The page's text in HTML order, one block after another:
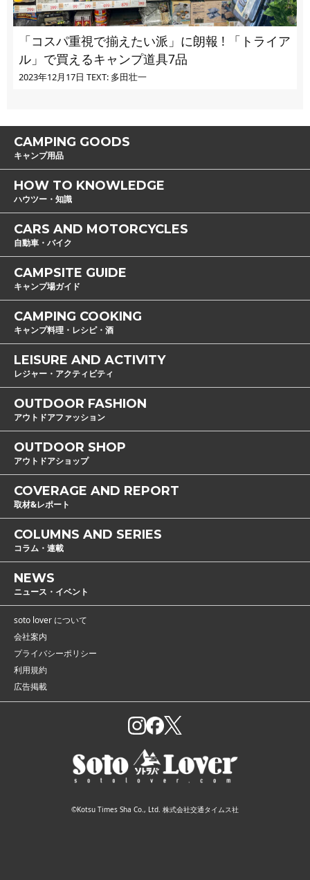
「コスパ重視で揃えたい派」に朗報 ! 「トライア
ル」で買えるキャンプ道具7品
2023年12月17日 TEXT: 多田壮一
CAMPING GOODS
キャンプ用品
HOW TO KNOWLEDGE
ハウツー・知識
CARS AND MOTORCYCLES
自動車・バイク
CAMPSITE GUIDE
キャンプ場ガイド
CAMPING COOKING
キャンプ料理・レシピ・酒
LEISURE AND ACTIVITY
レジャー・アクティビティ
OUTDOOR FASHION
アウトドアファッション
OUTDOOR SHOP
アウトドアショップ
COVERAGE AND REPORT
取材&レポート
COLUMNS AND SERIES
コラム・連載
NEWS
ニュース・イベント
soto lover について
会社案内
プライバシーポリシー
利用規約
広告掲載
©Kotsu Times Sha Co., Ltd. 株式会社交通タイムス社